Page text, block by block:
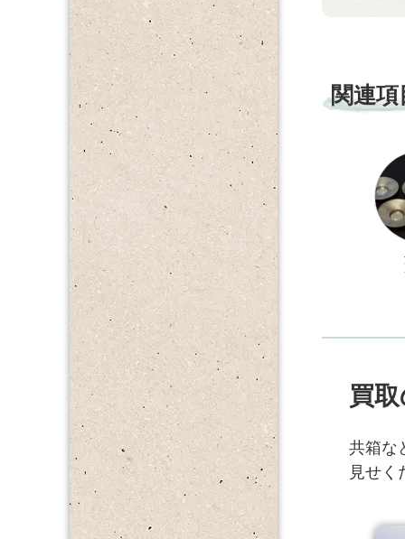
関連項
買
共箱な
見せく